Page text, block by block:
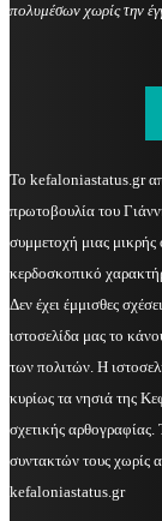
πολυμέσων χωρίς την
Το kefaloniastatus.gr
πρωτοβουλία του
συμμετοχή μιας μικρής
κερδοσκοπικό
Δεν έχει έμμισθες
ιστοσελίδα μας το
των πολιτών. Η
κυρίως τα νησιά της
σχετικής
συντακτών τους χωρίς
kefaloniastatus.gr